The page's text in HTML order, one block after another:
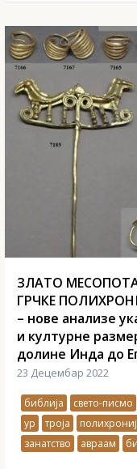
ЗЛАТО
ГРЧКЕ
– нове анализе
и културне
долине Инда до
23 Децембар 2022
библија свето-писмо
ур
троја
занатство
авраам